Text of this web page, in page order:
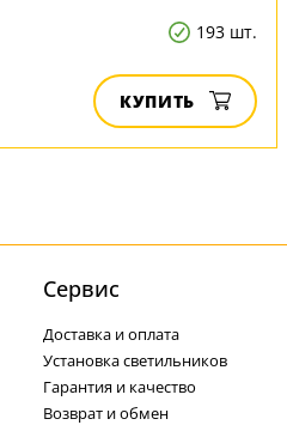
193 шт.
КУПИТЬ
Cервис
Доставка и оплата
Установка светильников
Гарантия и качество
Возврат и обмен